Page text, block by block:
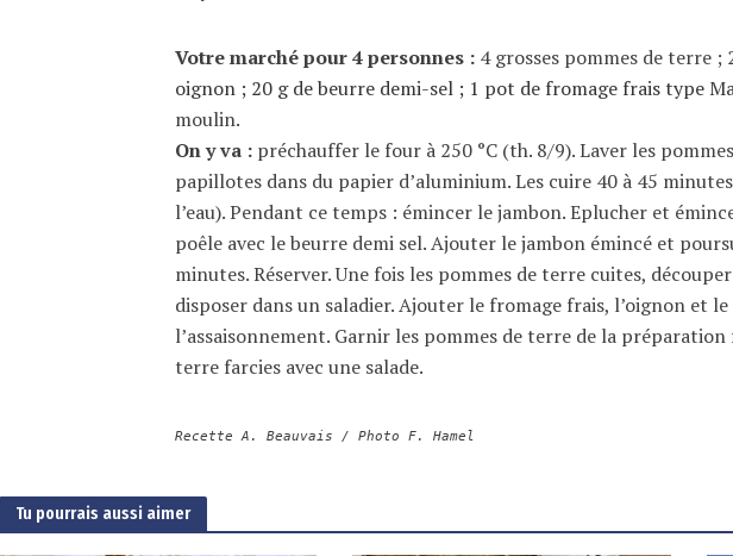
Votre marché pour 4 personnes : 4 grosses pommes de terre ;
oignon ; 20 g de beurre demi-sel ; 1 pot de fromage frais type
moulin.
On y va : préchauffer le four à 250 °C (th. 8/9). Laver les
papillotes dans du papier d’aluminium. Les cuire 40 à 45
l’eau). Pendant ce temps : émincer le jambon. Eplucher et
poêle avec le beurre demi sel. Ajouter le jambon émincé et
minutes. Réserver. Une fois les pommes de terre cuites,
disposer dans un saladier. Ajouter le fromage frais, l’oignon et
l’assaisonnement. Garnir les pommes de terre de la
terre farcies avec une salade.
Recette A. Beauvais / Photo F. Hamel
Tu pourrais aussi aimer